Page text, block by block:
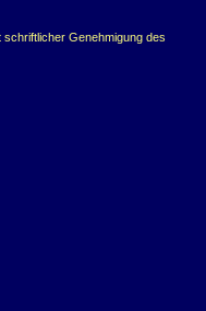
Genehmigung des